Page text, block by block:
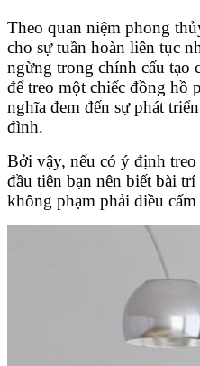
Theo quan niệm phong
cho sự tuần hoàn liên tục
ngừng trong chính cấu tạo
để treo một chiếc đồng hồ
nghĩa đem đến sự phát
đình.
Bởi vậy, nếu có ý định
đầu tiên bạn nên biết bài
không phạm phải điều